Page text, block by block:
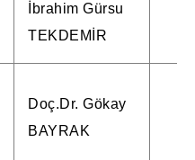
İbrahim Gürsu
TEKDEMİR
Doç.Dr. Gökay
BAYRAK